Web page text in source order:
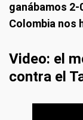
ganábamos
Colombia nos
Video: el
contra el